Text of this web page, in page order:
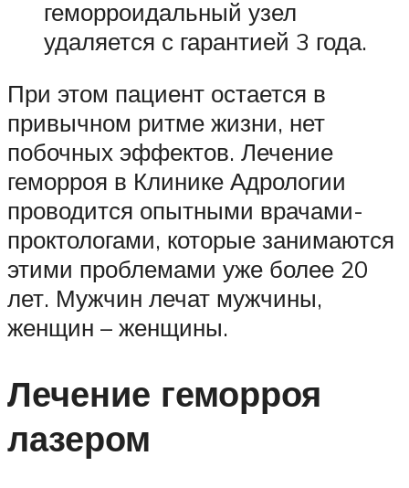
геморроидальный узел
удаляется с гарантией 3 года.
При этом пациент остается в
привычном ритме жизни, нет
побочных эффектов. Лечение
геморроя в Клинике Адрологии
проводится опытными врачами-
проктологами, которые занимаются
этими проблемами уже более 20
лет. Мужчин лечат мужчины,
женщин – женщины.
Лечение геморроя
лазером